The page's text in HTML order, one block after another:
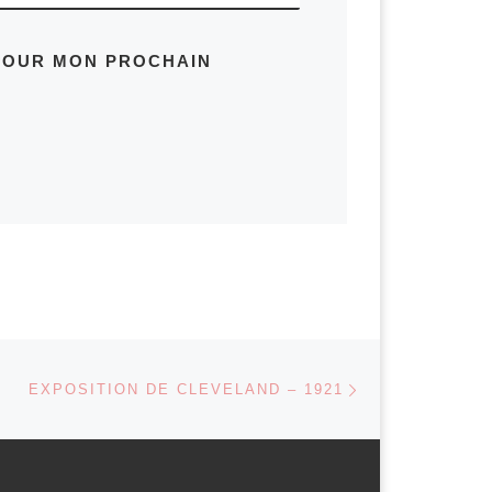
MON PROCHAIN
EXPOSITION DE CLEVELAND – 1921